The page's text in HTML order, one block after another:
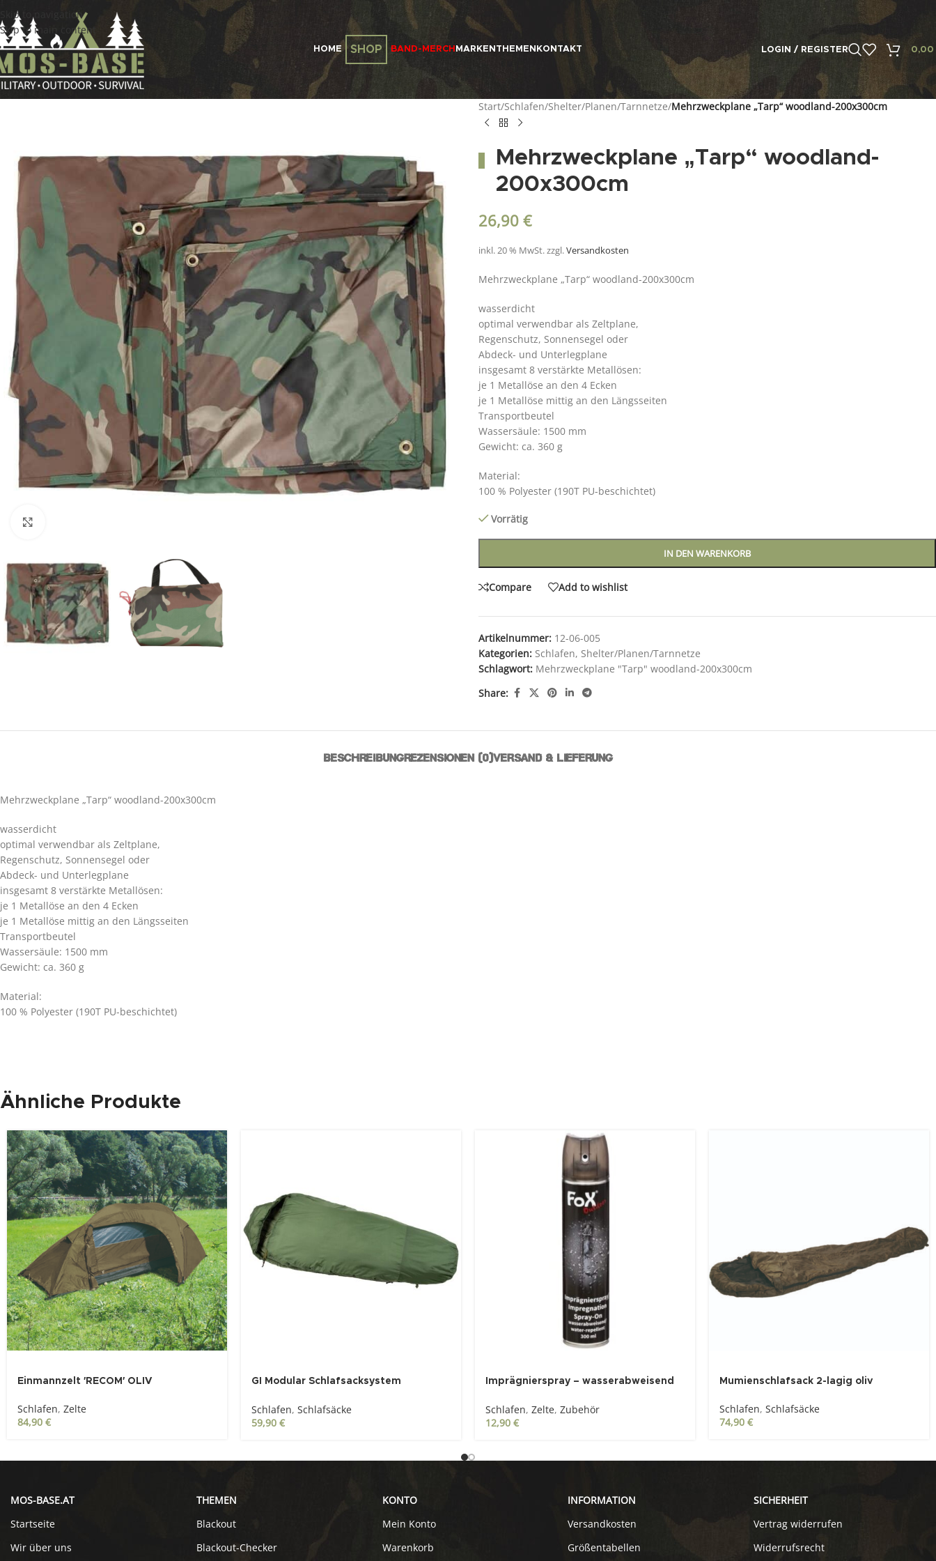
Skip to navigation
Skip to main content
HOME SHOP BAND-MERCH MARKEN THEMEN KONTAKT LOGIN / REGISTER 0,00
Start/Schlafen/Shelter/Planen/Tarnnetze/Mehrzweckplane „Tarp“ woodland-200x300cm
Mehrzweckplane „Tarp“ woodland-
200x300cm
26,90 €
inkl. 20 % MwSt.zzgl.Versandkosten
Mehrzweckplane „Tarp“ woodland-200x300cm
wasserdicht
optimal verwendbar als Zeltplane,
Regenschutz, Sonnensegel oder
Abdeck- und Unterlegplane
insgesamt 8 verstärkte Metallösen:
je 1 Metallöse an den 4 Ecken
je 1 Metallöse mittig an den Längsseiten
Transportbeutel
Wassersäule: 1500 mm
Gewicht: ca. 360 g
Material:
100 % Polyester (190T PU-beschichtet)
Vorrätig
IN DEN WARENKORB
Compare Add to wishlist
Artikelnummer: 12-06-005
Kategorien: Schlafen, Shelter/Planen/Tarnnetze
Schlagwort: Mehrzweckplane "Tarp" woodland-200x300cm
Share:
BESCHREIBUNGREZENSIONEN (0)VERSAND & LIEFERUNG
Mehrzweckplane „Tarp“ woodland-200x300cm
wasserdicht
optimal verwendbar als Zeltplane,
Regenschutz, Sonnensegel oder
Abdeck- und Unterlegplane
insgesamt 8 verstärkte Metallösen:
je 1 Metallöse an den 4 Ecken
je 1 Metallöse mittig an den Längsseiten
Transportbeutel
Wassersäule: 1500 mm
Gewicht: ca. 360 g
Material:
100 % Polyester (190T PU-beschichtet)
Ähnliche Produkte
Einmannzelt ′RECOM′ OLIV
Schlafen, Zelte
84,90 €
GI Modular Schlafsacksystem
Schlafen, Schlafsäcke
59,90 €
Imprägnierspray – wasserabweisend
Schlafen, Zelte, Zubehör
12,90 €
Mumienschlafsack 2-lagig oliv
Schlafen, Schlafsäcke
74,90 €
MOS-BASE.AT
Startseite
Wir über uns
THEMEN
Blackout
Blackout-Checker
KONTO
Mein Konto
Warenkorb
INFORMATION
Versandkosten
Größentabellen
SICHERHEIT
Vertrag widerrufen
Widerrufsrecht